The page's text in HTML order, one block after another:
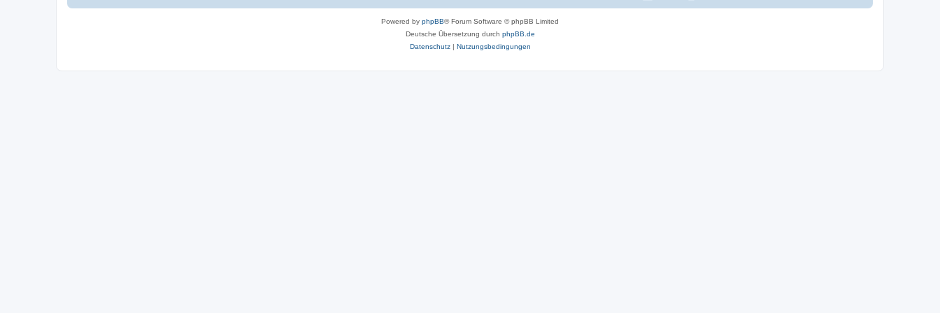
Powered by phpBB® Forum Software © phpBB Limited
Deutsche Übersetzung durch phpBB.de
Datenschutz| Nutzungsbedingungen